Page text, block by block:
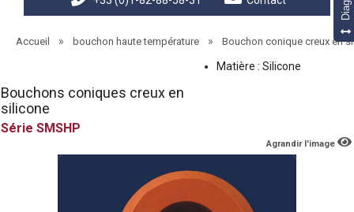
Accueil » bouchon haute température » Bouchon conique creux en
Bouchons coniques creux en
silicone
SMSHP
Agrandir l'image
Matière : Silicone